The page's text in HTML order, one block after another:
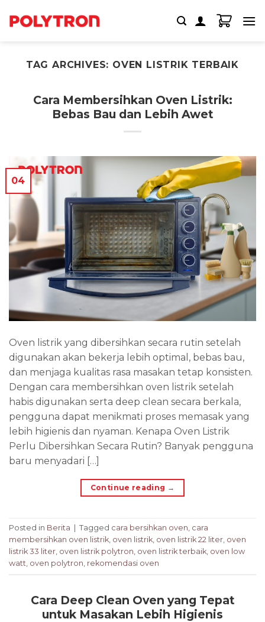
TAG ARCHIVES: OVEN LISTRIK TERBAIK
Cara Membersihkan Oven Listrik:
Bebas Bau dan Lebih Awet
04
Oven listrik yang dibersihkan secara rutin setelah
digunakan akan bekerja lebih optimal, bebas bau,
dan menjaga kualitas rasa masakan tetap konsisten.
Dengan cara membersihkan oven listrik setelah
habis digunakan serta deep clean secara berkala,
pengguna dapat menikmati proses memasak yang
lebih higienis dan nyaman. Kenapa Oven Listrik
Perlu Dibersihkan Secara Rutin? Banyak pengguna
baru menyadari […]
Continue reading →
Posted in Berita Tagged cara bersihkan oven, cara
membersihkan oven listrik, oven listrik, oven listrik 22 liter, oven
listrik 33 liter, oven listrik polytron, oven listrik terbaik, oven low
watt, oven polytron, rekomendasi oven
Cara Deep Clean Oven yang Tepat
untuk Masakan Lebih Higienis